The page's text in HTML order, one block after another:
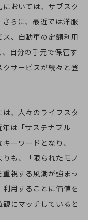
おいては、サブスク
らに、最近では洋服
、自動車の定額利用
自分の手元で保管す
サービスが続々と登
、人々のライフスタ
は「サステナブル
ーワードとなり、
も、「限られたモノ
視する風潮が強まっ
用することに価値を
にマッチしていると